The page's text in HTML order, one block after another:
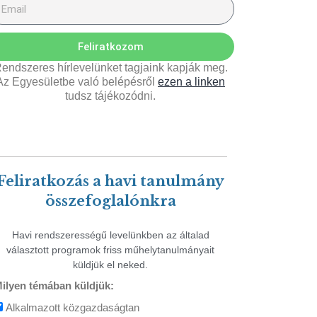
Feliratkozom
hírlevelünket tagjaink kapják meg.
Egyesületbe való belépésről ezen a linken
tudsz tájékozódni.
a havi tanulmány
összefoglalónkra
Havi rendszerességű levelünkben az általad
választott programok friss műhelytanulmányait
küldjük el neked.
témában küldjük:
Alkalmazott közgazdaságtan